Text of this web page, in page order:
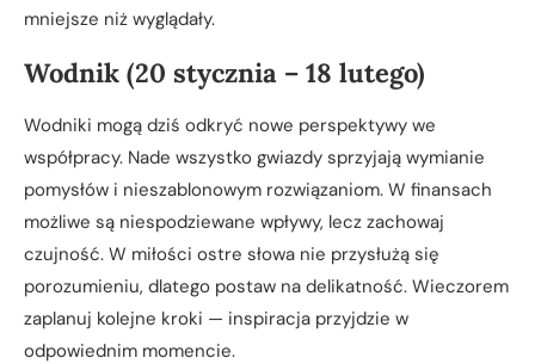
mniejsze niż wyglądały.
Wodnik (20 stycznia – 18 lutego)
Wodniki mogą dziś odkryć nowe perspektywy we
współpracy. Nade wszystko gwiazdy sprzyjają wymianie
pomysłów i nieszablonowym rozwiązaniom. W finansach
możliwe są niespodziewane wpływy, lecz zachowaj
czujność. W miłości ostre słowa nie przysłużą się
porozumieniu, dlatego postaw na delikatność. Wieczorem
zaplanuj kolejne kroki — inspiracja przyjdzie w
odpowiednim momencie.